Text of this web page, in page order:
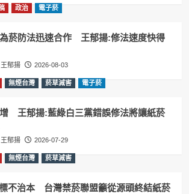
政治 電子菸
菸防法迅速合作 王郁揚:修法速度快得
郁揚 2026-08-03
無煙台灣 菸草減害 電子菸
王郁揚:藍綠白三黨錯誤修法將讓紙菸
郁揚 2026-07-29
無煙台灣 菸草減害
不治本 台灣禁菸聯盟籲從源頭終結紙菸